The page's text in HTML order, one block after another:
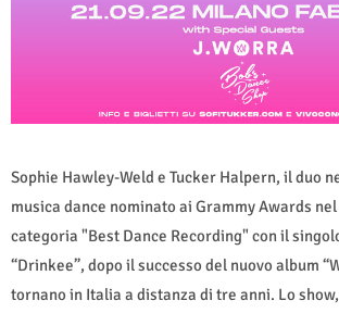
Sophie Hawley-Weld e Tucker Halpern, il duo
musica dance nominato ai Grammy Awards
categoria "Best Dance Recording" con il
“Drinkee”, dopo il successo del nuovo album
tornano in Italia a distanza di tre anni. Lo